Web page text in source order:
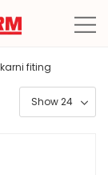
fiting